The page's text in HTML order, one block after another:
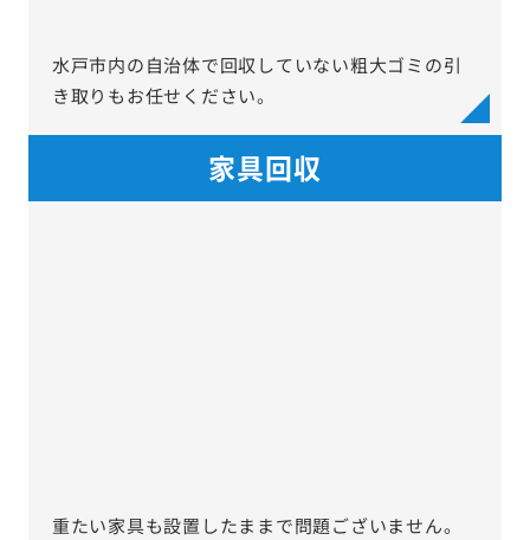
水戸市内の自治体で回収していない粗大ゴミの引
き取りもお任せください。
家具回収
重たい家具も設置したままで問題ございません。